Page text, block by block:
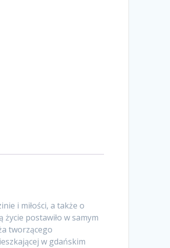
i miłości, a także o
postawiło w samym
tworzącego
w gdańskim